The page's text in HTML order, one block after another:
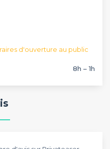
d'ouverture au public
8h – 1h